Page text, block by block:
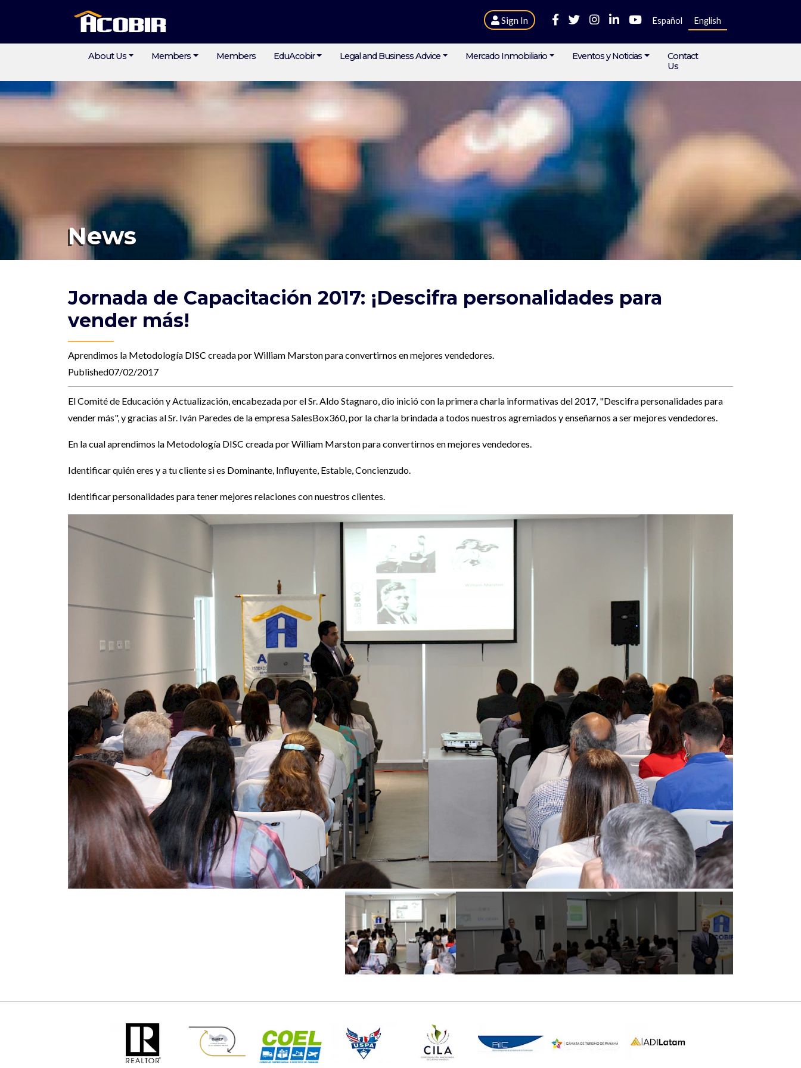
Sign In Español English
About Us Members Members EduAcobir Legal and Business Advice Mercado Inmobiliario Eventos y Noticias
Contact
Us
News
Jornada de Capacitación 2017: ¡Descifra personalidades para
vender más!
Aprendimos la Metodología DISC creada por William Marston para convertirnos en mejores vendedores.
Published07/02/2017
El Comité de Educación y Actualización, encabezada por el Sr. Aldo Stagnaro, dio inició con la primera charla informativas del 2017, "Descifra personalidades para
vender más", y gracias al Sr. Iván Paredes de la empresa SalesBox360, por la charla brindada a todos nuestros agremiados y enseñarnos a ser mejores vendedores.
En la cual aprendimos la Metodología DISC creada por William Marston para convertirnos en mejores vendedores.
Identificar quién eres y a tu cliente si es Dominante, Influyente, Estable, Concienzudo.
Identificar personalidades para tener mejores relaciones con nuestros clientes.